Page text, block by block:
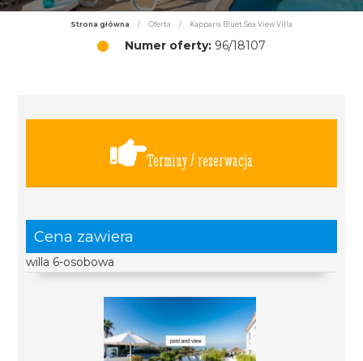
Strona główna / Oferta / Kapparis Bluet Sea View Villa
Numer oferty: 96/18107
Terminy / rezerwacja
Cena zawiera
willa 6-osobowa